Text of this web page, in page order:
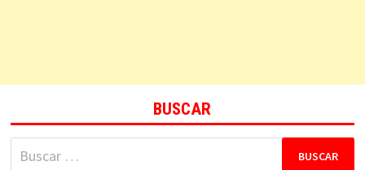
BUSCAR
Buscar: